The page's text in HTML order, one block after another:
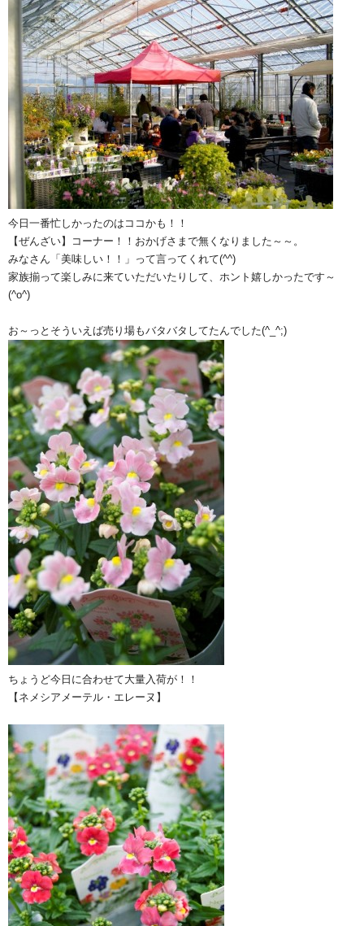
今日一番忙しかったのはココかも！！
【ぜんざい】コーナー！！おかげさまで無くなりました～～。
みなさん「美味しい！！」って言ってくれて(^^)
家族揃って楽しみに来ていただいたりして、ホント嬉しかったです～
(^o^)
お～っとそういえば売り場もバタバタしてたんでした(^_^;)
ちょうど今日に合わせて大量入荷が！！
【ネメシアメーテル・エレーヌ】